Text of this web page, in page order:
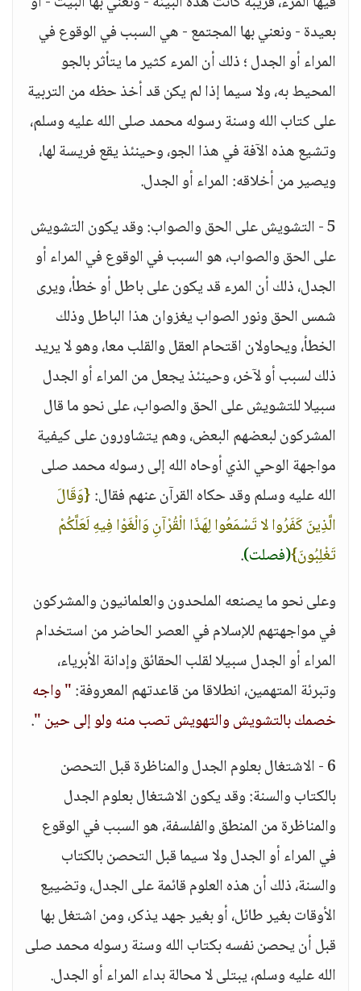
بعيدة - ونعني بها المجتمع - هي السبب في الوقوع في
المراء أو الجدل ؛ ذلك أن المرء كثير ما يتأثر بالجو
المحيط به، ولا سيما إذا لم يكن قد أخذ حظه من التربية
على كتاب الله وسنة رسوله محمد صلى الله عليه وسلم،
وتشيع هذه الآفة في هذا الجو، وحينئذ يقع فريسة لها،
ويصير من أخلاقه: المراء أو الجدل.
5 - التشويش على الحق والصواب: وقد يكون التشويش
على الحق والصواب، هو السبب في الوقوع في المراء أو
الجدل، ذلك أن المرء قد يكون على باطل أو خطأ، ويرى
شمس الحق ونور الصواب يغزوان هذا الباطل وذلك
الخطأ، ويحاولان اقتحام العقل والقلب معا، وهو لا يريد
ذلك لسبب أو لآخر، وحينئذ يجعل من المراء أو الجدل
سبيلا للتشويش على الحق والصواب، على نحو ما قال
المشركون لبعضهم البعض، وهم يتشاورون على كيفية
مواجهة الوحي الذي أوحاه الله إلى رسوله محمد صلى
الله عليه وسلم وقد حكاه القرآن عنهم فقال:{وَقَالَ
الَّذِينَ كَفَرُوا لا تَسْمَعُوا لِهَذَا الْقُرْآنِ وَالْغَوْا فِيهِ لَعَلَّكُمْ
تَغْلِبُونَ}(فصلت).
وعلى نحو ما يصنعه الملحدون والعلمانيون والمشركون
في مواجهتهم للإسلام في العصر الحاضر من استخدام
المراء أو الجدل سبيلا لقلب الحقائق وإدانة الأبرياء،
وتبرئة المتهمين، انطلاقا من قاعدتهم المعروفة:" واجه
خصمك بالتشويش والتهويش تصب منه ولو إلى حين ".
6 - الاشتغال بعلوم الجدل والمناظرة قبل التحصن
بالكتاب والسنة: وقد يكون الاشتغال بعلوم الجدل
والمناظرة من المنطق والفلسفة، هو السبب في الوقوع
في المراء أو الجدل ولا سيما قبل التحصن بالكتاب
والسنة، ذلك أن هذه العلوم قائمة على الجدل، وتضييع
الأوقات بغير طائل، أو بغير جهد يذكر، ومن اشتغل بها
قبل أن يحصن نفسه بكتاب الله وسنة رسوله محمد صلى
الله عليه وسلم، يبتلى لا محالة بداء المراء أو الجدل.